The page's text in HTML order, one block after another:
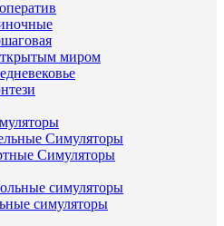
миром
Симуляторы
Симуляторы
симуляторы
симуляторы